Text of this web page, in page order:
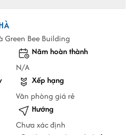
Green Bee Building
Năm hoàn thành
N/A
Xếp hạng
Văn phòng giá rẻ
Hướng
Chưa xác định